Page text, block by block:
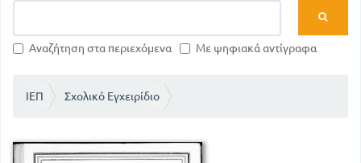
Αναζήτηση στα περιεχόμενα Με ψηφιακά αντίγραφα
ΙΕΠ Σχολικό Εγχειρίδιο